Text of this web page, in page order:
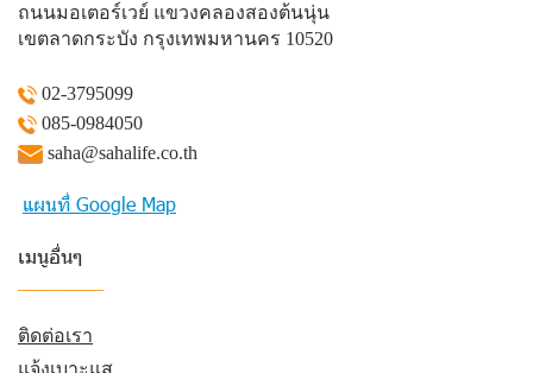
ถนนมอเตอร์เวย์ แขวงคลองสองต้นนุ่น
เขตลาดกระบัง กรุงเทพมหานคร 10520
02-3795099
085-0984050
saha@sahalife.co.th
แผนที่ Google Map
เมนูอื่นๆ
ติดต่อเรา
แจ้งเบาะแส